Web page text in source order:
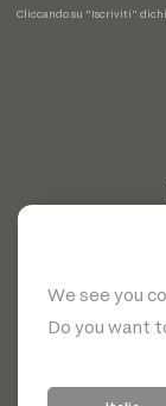
Cliccando su "Iscriviti"